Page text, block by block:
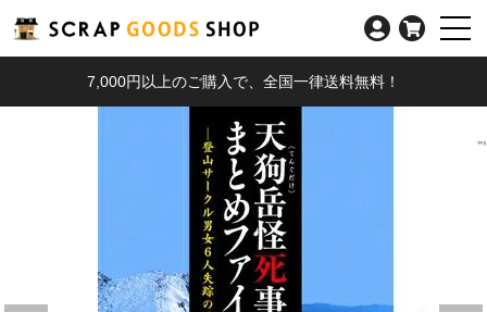
7,000円以上のご購入で、全国一律送料無料！